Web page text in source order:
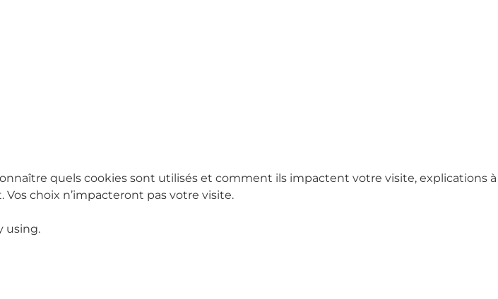
quels cookies sont utilisés et comment ils impactent votre visite, explications à
choix n’impacteront pas votre visite.
using.